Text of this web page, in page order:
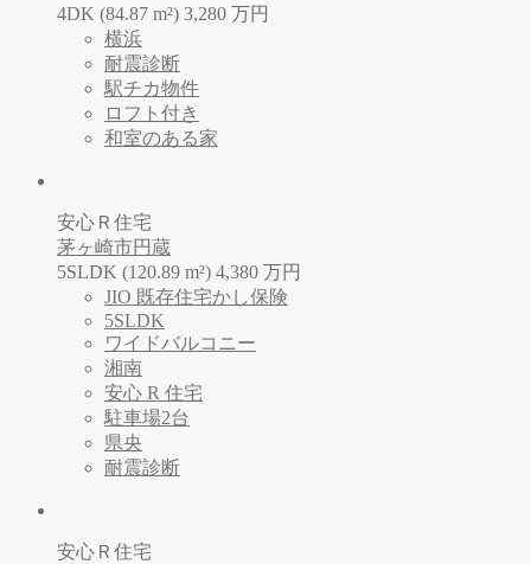
4DK (84.87 m²) 3,280 万円
横浜
耐震診断
駅チカ物件
ロフト付き
和室のある家
安心Ｒ住宅
茅ヶ崎市円蔵
5SLDK (120.89 m²) 4,380 万円
JIO 既存住宅かし保険
5SLDK
ワイドバルコニー
湘南
安心 R 住宅
駐車場2台
県央
耐震診断
安心Ｒ住宅